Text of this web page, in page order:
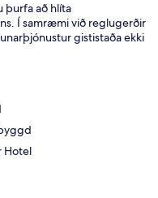
þurfa að hlíta
Í samræmi við reglugerðir
gististaða ekki
Hotel